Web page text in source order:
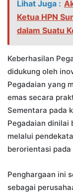
Lihat Juga :
Ketua HPN
dalam Suatu
Keberhasilan
didukung oleh
Pegadaian yang
emas secara
Sementara pada
Pegadaian dinilai
melalui
berorientasi pada
Penghargaan ini
sebagai